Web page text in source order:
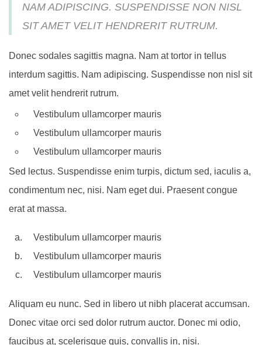
NAM ADIPISCING. SUSPENDISSE NON NISL
SIT AMET VELIT HENDRERIT RUTRUM.
Donec sodales sagittis magna. Nam at tortor in tellus
interdum sagittis. Nam adipiscing. Suspendisse non nisl sit
amet velit hendrerit rutrum.
Vestibulum ullamcorper mauris
Vestibulum ullamcorper mauris
Vestibulum ullamcorper mauris
Sed lectus. Suspendisse enim turpis, dictum sed, iaculis a,
condimentum nec, nisi. Nam eget dui. Praesent congue
erat at massa.
Vestibulum ullamcorper mauris
Vestibulum ullamcorper mauris
Vestibulum ullamcorper mauris
Aliquam eu nunc. Sed in libero ut nibh placerat accumsan.
Donec vitae orci sed dolor rutrum auctor. Donec mi odio,
faucibus at, scelerisque quis, convallis in, nisi.